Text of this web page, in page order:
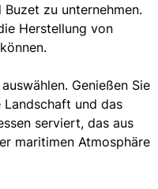
zu unternehmen.
Herstellung von
Genießen Sie
und das
serviert, das aus
maritimen Atmosphäre